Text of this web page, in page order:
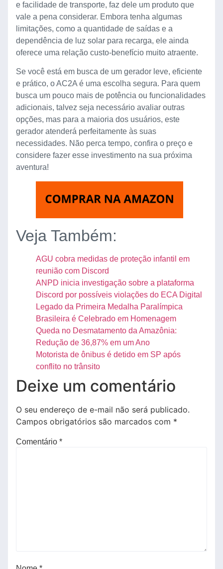
e facilidade de transporte, faz dele um produto que
vale a pena considerar. Embora tenha algumas
limitações, como a quantidade de saídas e a
dependência de luz solar para recarga, ele ainda
oferece uma relação custo-benefício muito atraente.
Se você está em busca de um gerador leve, eficiente
e prático, o AC2A é uma escolha segura. Para quem
busca um pouco mais de potência ou funcionalidades
adicionais, talvez seja necessário avaliar outras
opções, mas para a maioria dos usuários, este
gerador atenderá perfeitamente às suas
necessidades. Não perca tempo, confira o preço e
considere fazer esse investimento na sua próxima
aventura!
Veja Também:
AGU cobra medidas de proteção infantil em
reunião com Discord
ANPD inicia investigação sobre a plataforma
Discord por possíveis violações do ECA Digital
Legado da Primeira Medalha Paralímpica
Brasileira é Celebrado em Homenagem
Queda no Desmatamento da Amazônia:
Redução de 36,87% em um Ano
Motorista de ônibus é detido em SP após
conflito no trânsito
Deixe um comentário
O seu endereço de e-mail não será publicado.
Campos obrigatórios são marcados com *
Comentário *